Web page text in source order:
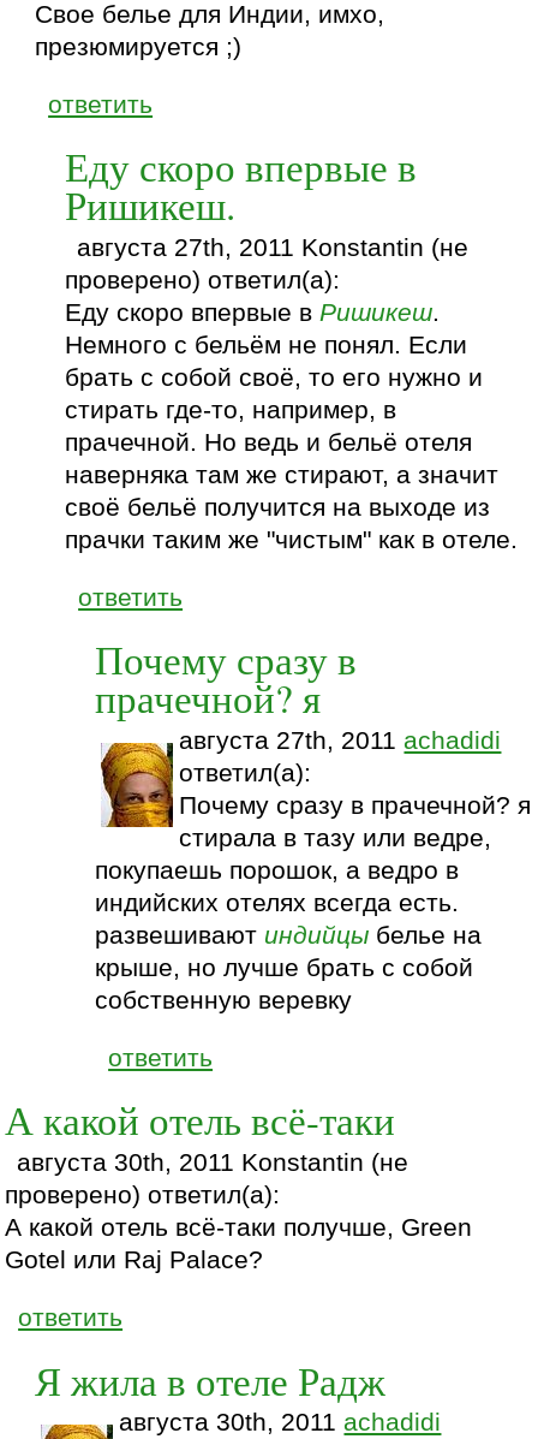
Свое белье для Индии, имхо,
презюмируется ;)
ответить
Еду скоро впервые в
Ришикеш.
августа 27th, 2011 Konstantin (не
проверено) ответил(а):
Еду скоро впервые в Ришикеш.
Немного с бельём не понял. Если
брать с собой своё, то его нужно и
стирать где-то, например, в
прачечной. Но ведь и бельё отеля
наверняка там же стирают, а значит
своё бельё получится на выходе из
прачки таким же "чистым" как в отеле.
ответить
Почему сразу в
прачечной? я
августа 27th, 2011 achadidi
ответил(а):
Почему сразу в прачечной? я
стирала в тазу или ведре,
покупаешь порошок, а ведро в
индийских отелях всегда есть.
развешивают индийцы белье на
крыше, но лучше брать с собой
собственную веревку
ответить
А какой отель всё-таки
августа 30th, 2011 Konstantin (не
проверено) ответил(а):
А какой отель всё-таки получше, Green
Gotel или Raj Palace?
ответить
Я жила в отеле Радж
августа 30th, 2011 achadidi